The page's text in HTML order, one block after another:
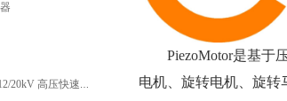
PiezoMotor是基于
电机、旋转电机、旋转